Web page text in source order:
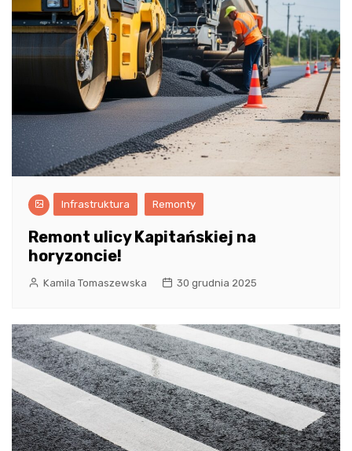
Infrastruktura Remonty
Remont ulicy Kapitańskiej na
horyzoncie!
Kamila Tomaszewska 30 grudnia 2025